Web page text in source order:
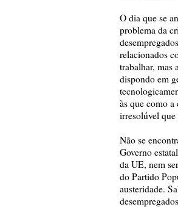
O dia que se
problema da
relacionados
trabalhar, mas
dispondo em
às que como
irresolúvel que
Não se
Governo
da UE, nem
do Partido
austeridade.